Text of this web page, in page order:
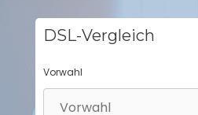
DSL-Vergleich
Vorwahl